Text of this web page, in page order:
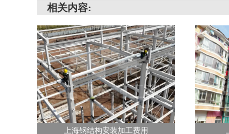
相关内容:
上海钢结构安装加工费用